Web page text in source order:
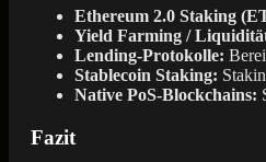
Ethereum 2.0 Staking
Yield Farming /
Lending-Protokolle:
Stablecoin Staking:
Native PoS-Blockchains:
Fazit